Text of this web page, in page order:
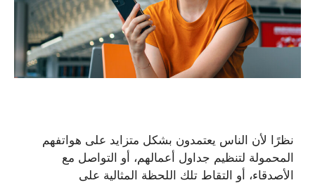
نظرًا لأن الناس يعتمدون بشكل متزايد على هواتفهم
المحمولة لتنظيم جداول أعمالهم، أو التواصل مع
الأصدقاء، أو التقاط تلك اللحظة المثالية على